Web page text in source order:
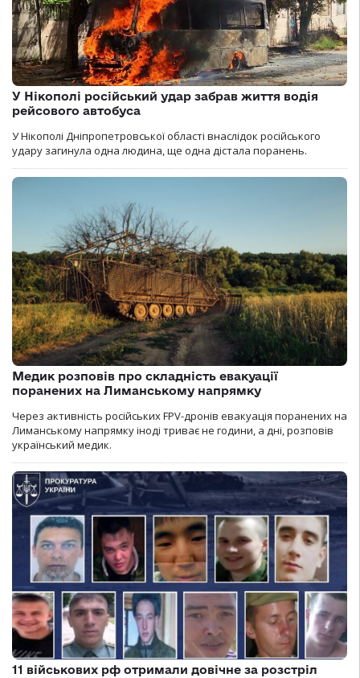
У Нікополі російський удар забрав життя водія
рейсового автобуса
У Нікополі Дніпропетровської області внаслідок російського
удару загинула одна людина, ще одна дістала поранень.
Медик розповів про складність евакуації
поранених на Лиманському напрямку
Через активність російських FPV-дронів евакуація поранених на
Лиманському напрямку іноді триває не години, а дні, розповів
український медик.
11 військових рф отримали довічне за розстріл